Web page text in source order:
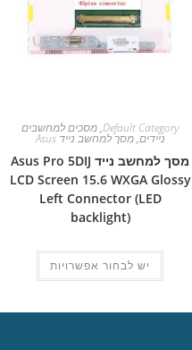
Default Category
,מסכים למחשבים
ניידים,מסך למחשב נייד Asus
מסך למחשב נייד Asus Pro 5DIJ
LCD Screen 15.6 WXGA Glossy
Left Connector (LED
backlight)
יש לבחור אפשרויות